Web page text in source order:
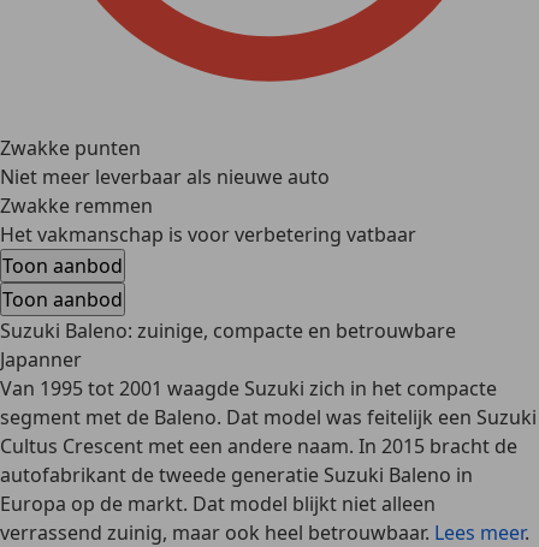
Zwakke punten
Niet meer leverbaar als nieuwe auto
Zwakke remmen
Het vakmanschap is voor verbetering vatbaar
Toon aanbod
Toon aanbod
Suzuki Baleno: zuinige, compacte en betrouwbare
Japanner
Van 1995 tot 2001 waagde Suzuki zich in het compacte
segment met de Baleno. Dat model was feitelijk een Suzuki
Cultus Crescent met een andere naam. In 2015 bracht de
autofabrikant de tweede generatie Suzuki Baleno in
Europa op de markt. Dat model blijkt niet alleen
verrassend zuinig, maar ook heel betrouwbaar. Lees meer.